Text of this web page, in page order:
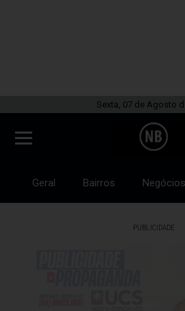
Sexta, 07 de Agosto
Geral Bairros Negócios
PUBLICIDADE